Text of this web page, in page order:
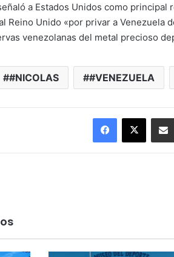
a Estados Unidos como principal
Reino Unido «por privar a Venezuela
venezolanas del metal precioso
#NICOLAS #VENEZUELA
Facebook
X